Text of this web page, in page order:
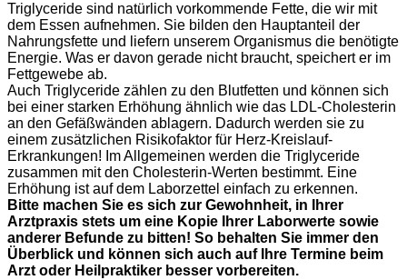
Triglyceride sind natürlich vorkommende Fette, die wir mit
dem Essen aufnehmen. Sie bilden den Hauptanteil der
Nahrungsfette und liefern unserem Organismus die benötigte
Energie. Was er davon gerade nicht braucht, speichert er im
Fettgewebe ab.
Auch Triglyceride zählen zu den Blutfetten und können sich
bei einer starken Erhöhung ähnlich wie das LDL-Cholesterin
an den Gefäßwänden ablagern. Dadurch werden sie zu
einem zusätzlichen Risikofaktor für Herz-Kreislauf-
Erkrankungen! Im Allgemeinen werden die Triglyceride
zusammen mit den Cholesterin-Werten bestimmt. Eine
Erhöhung ist auf dem Laborzettel einfach zu erkennen.
Bitte machen Sie es sich zur Gewohnheit, in Ihrer
Arztpraxis stets um eine Kopie Ihrer Laborwerte sowie
anderer Befunde zu bitten! So behalten Sie immer den
Überblick und können sich auch auf Ihre Termine beim
Arzt oder Heilpraktiker besser vorbereiten.